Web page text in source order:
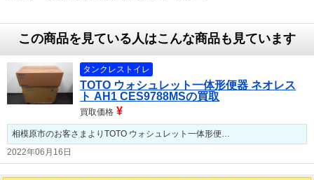
この商品を見ている人はこんな商品も見ています
タンクレストイレ
TOTO ウォシュレット一体形便器 ネオレス
ト AH1 CES9788MSの買取
買取価格 ¥
相模原市のお客さまよりTOTO ウォシュレット一体形便…
2022年06月16日